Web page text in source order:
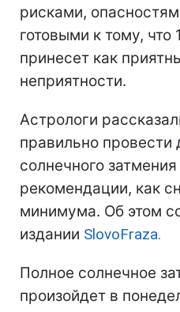
рисками,
готовыми к тому, что
принесет как
неприятности.
Астрологи
правильно провести
солнечного
рекомендации, как
минимума. Об этом
издании SlovoFraza.
Полное солнечное
произойдет в